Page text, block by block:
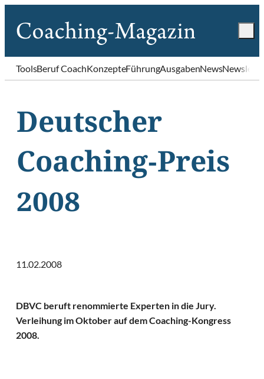
ToolsBeruf CoachKonzepteFührungAusgabenNews
Deutscher
Coaching-Preis
2008
11.02.2008
DBVC beruft renommierte Experten in die Jury.
Verleihung im Oktober auf dem Coaching-Kongress
2008.